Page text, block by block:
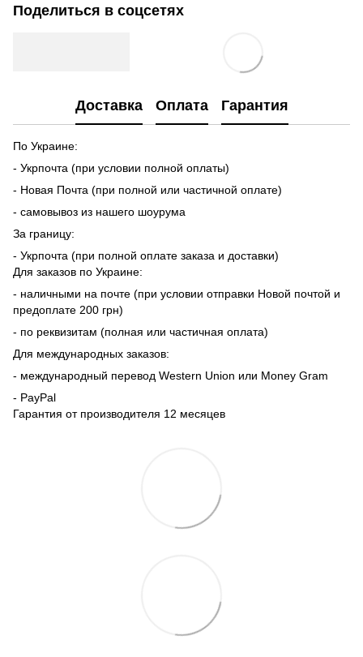
Поделиться в соцсетях
Доставка Оплата Гарантия
По Украине:
- Укрпочта (при условии полной оплаты)
- Новая Почта (при полной или частичной оплате)
- самовывоз из нашего шоурума
За границу:
- Укрпочта (при полной оплате заказа и доставки)
Для заказов по Украине:
- наличными на почте (при условии отправки Новой почтой и
предоплате 200 грн)
- по реквизитам (полная или частичная оплата)
Для международных заказов:
- международный перевод Western Union или Money Gram
- PayPal
Гарантия от производителя 12 месяцев